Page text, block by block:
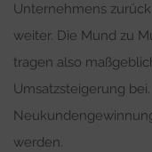
Unternehmens
weiter. Die Mund zu
tragen also
Umsatzsteigerung
werden.